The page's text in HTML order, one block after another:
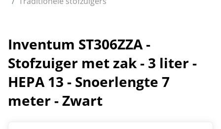
Inventum ST306ZZA -
Stofzuiger met zak - 3 liter -
HEPA 13 - Snoerlengte 7
meter - Zwart